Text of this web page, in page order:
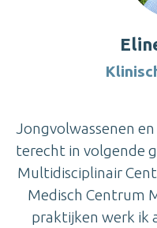
Jongvolwassenen
terecht in volgende
Multidisciplinair
Medisch Centrum
praktijken werk ik